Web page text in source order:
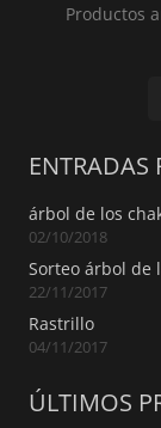
Productos
ENTRADAS
árbol de los
02/10/2018
Sorteo árbol de
22/11/2017
Rastrillo
04/11/2017
ÚLTIMOS